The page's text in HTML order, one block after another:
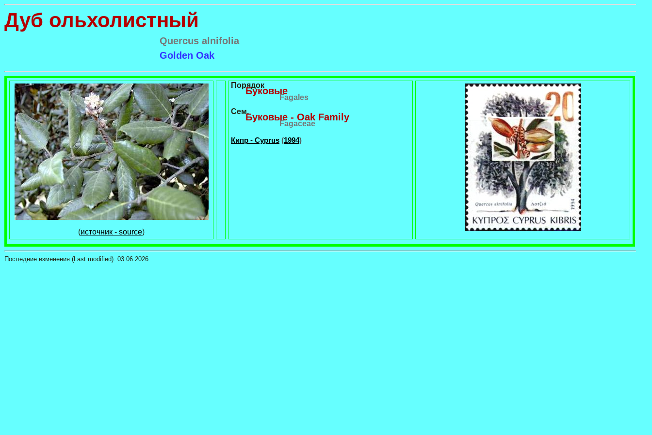
Дуб ольхолистный
Quercus alnifolia
Golden Oak
(источник - source)
Порядок
Буковые
Fagales
Сем.
Буковые - Oak Family
Fagaceae
Кипр - Cyprus (1994)
Последние изменения (Last modified): 03.06.2026